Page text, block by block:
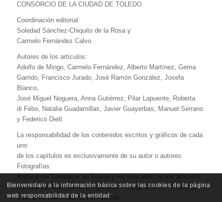
CONSORCIO DE LA CIUDAD DE TOLEDO.
Coordinación editorial:
Soledad Sánchez-Chiquito de la Rosa y
Carmelo Fernández Calvo.
Autores de los artículos:
Adolfo de Mingo, Carmelo Fernández, Alberto Martínez, Gema
Garrido, Francisco Jurado, José Ramón González, Josefa
Blanco,
José Miguel Noguera, Anna Gutiérrez, Pilar Lapuente, Roberta
di Febo, Natalia Guadamillas, Javier Guayerbas, Manuel Serrano
y Federico Dietl.
La responsabilidad de los contenidos escritos y gráficos de cada
uno
de los capítulos es exclusivamente de su autor o autores.
Fotografías:
Foto de portada: Javier Longobardo + Jorge Guillén – M1studio
Interior de cubiertas: Oscar Huertas.
Bienvenida/o a la información básica sobre las cookies de la página
web responsabilidad de la entidad: